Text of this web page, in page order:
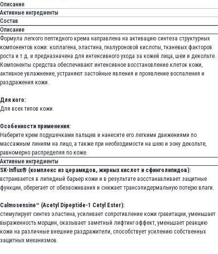
Описание
Активные ингредиенты
Состав
Описание
Формула легкого пептидного крема направлена на активацию синтеза структурных
компонентов кожи: коллагена, эластина, гиалуроновой кислоты, тканевых факторов
роста и т.д. и предназначена для интенсивного ухода за кожей лица, шеи и декольте.
Компоненты средства обеспечивают интенсивное восстановление клеток кожи,
активное увлажнение, устраняют застойные явления и проявление воспаления и
раздражения кожи.
Для кого:
Для всех типов кожи.
Особенности применения:
Наберите крем подушечками пальцев и нанесите его легкими движениями по
массажным линиям на лицо, а также при необходимости на шею и зону декольте,
равномерно распределяя по коже.
Активные ингредиенты
SK-Influx® (комплекс из церамидов, жирных кислот и сфинголипидов):
встраивается в липидный барьер кожи и в результате восстанавливает защитные
функции, оберегает от обезвоживания и снижает трансэпидермальную потерю влаги.
Calmosensine™ (Acetyl Dipeptide-1 Cetyl Ester):
стимулирует синтез эластина, усиливает сопротивление кожи гравитации, уменьшает
выраженность морщин, оказывает заметный лифтинг-эффект, уменьшает реакцию
кожи на различные внешние раздражители, способствует усилению собственных
защитных механизмов.